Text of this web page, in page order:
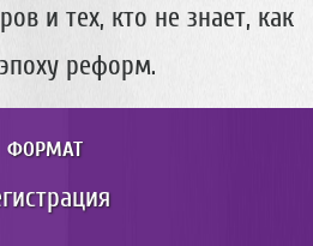
и тех, кто не знает, как
реформ.
ФОРМАТ